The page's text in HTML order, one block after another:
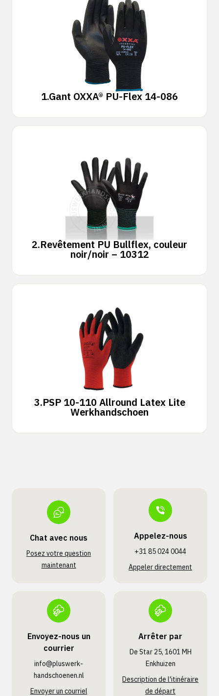
1.Gant OXXA® PU-Flex 14-086
2.Revêtement PU Bullflex, couleur
noir/noir – 10312
3.PSP 10-110 Allround Latex Lite
Werkhandschoen
Chat avec nous
Posez votre question
maintenant
Appelez-nous
+31 85 024 0044
Appeler directement
Envoyez-nous un
courrier
info@pluswerk­
handschoenen.nl
Envoyer un courriel
Arrêter par
De Star 25, 1601 MH
Enkhuizen
Description de l'itinéraire
de départ